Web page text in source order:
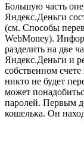
Большую часть
Яндекс.Деньги
(см. Способы
WebMoney).
разделить на две
Яндекс.Деньги и
собственном
никто не будет
может
паролей. Первым
кошелька. Он